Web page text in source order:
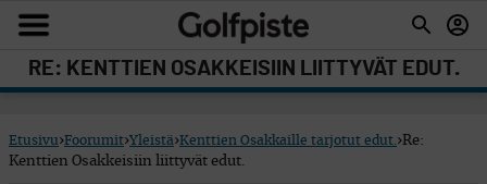
RE: KENTTIEN OSAKKEISIIN LIITTYVÄT EDUT.
Etusivu›Foorumit›Yleistä›Kenttien Osakkaille tarjotut edut. ›Re:
Kenttien Osakkeisiin liittyvät edut.